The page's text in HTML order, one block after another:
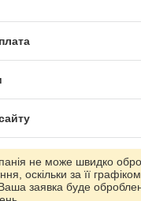
на маркетплейсі
не може швидко
оскільки за її
заявка буде